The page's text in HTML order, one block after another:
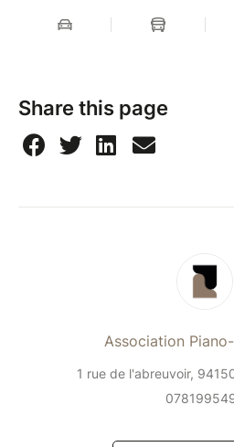
Share this page
Association
1 rue de l'abreuvoir,